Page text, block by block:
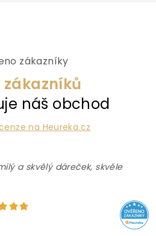
zákazníky
zákazníků
náš obchod
na Heureka.cz
a skvělý dáreček, skvěle